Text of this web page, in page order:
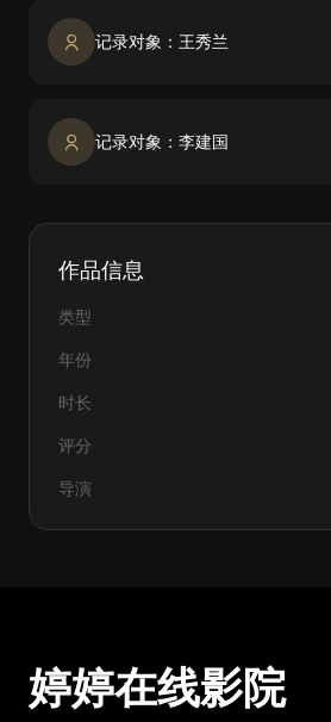
记录对象：王秀兰
记录对象：李建国
作品信息
类型
年份
时长
评分
导演
婷婷在线影院